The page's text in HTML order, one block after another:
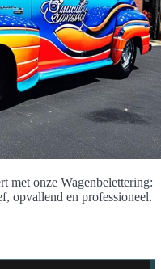
met onze Wagenbelettering:
opvallend en professioneel.